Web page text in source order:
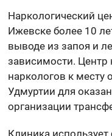
Наркологический
Ижевске более 10
выводе из запоя и
зависимости. Центр
наркологов к месту
Удмуртии для
организации
Клиника